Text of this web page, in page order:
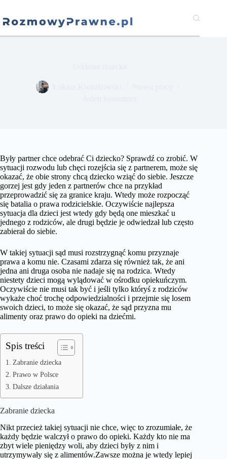
treści
Były partner chce odebrać Ci dziecko? Sprawdź co zrobić. W
sytuacji rozwodu lub chęci rozejścia się z partnerem, może się
okazać, że obie strony chcą dziecko wziąć do siebie. Jeszcze
gorzej jest gdy jeden z partnerów chce na przykład
przeprowadzić się za granice kraju. Wtedy może rozpocząć
się batalia o prawa rodzicielskie. Oczywiście najlepsza
sytuacja dla dzieci jest wtedy gdy będą one mieszkać u
jednego z rodziców, ale drugi będzie je odwiedzał lub często
zabierał do siebie.
W takiej sytuacji sąd musi rozstrzygnąć komu przyznaje
prawa a komu nie. Czasami zdarza się również tak, że ani
jedna ani druga osoba nie nadaje się na rodzica. Wtedy
niestety dzieci mogą wylądować w ośrodku opiekuńczym.
Oczywiście nie musi tak być i jeśli tylko któryś z rodziców
wykaże choć trochę odpowiedzialności i przejmie się losem
swoich dzieci, to może się okazać, że sąd przyzna mu
alimenty oraz prawo do opieki na dziećmi.
Spis treści
Zabranie dziecka
Prawo w Polsce
Dalsze działania
Zabranie dziecka
Nikt przecież takiej sytuacji nie chce, więc to zrozumiałe, że
każdy będzie walczył o prawo do opieki. Każdy kto nie ma
zbyt wiele pieniędzy woli, aby dzieci były z nim i
utrzymywały się z alimentów.Zawsze można je wtedy lepiej